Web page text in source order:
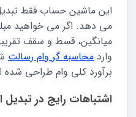
این ماشین حساب فقط تبدیل
می دهد. اگر می خواهید
میانگین، قسط و سقف
وارد محاسبه گر وام رسالت
برآورد کلی وام طراحی
اشتباهات رایج در تبدیل